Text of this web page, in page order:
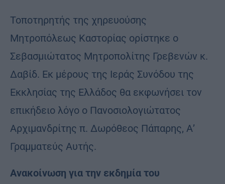
Τοποτηρητής της χηρευούσης
Μητροπόλεως Καστορίας ορίστηκε ο
Σεβασμιώτατος Μητροπολίτης Γρεβενών κ.
Δαβίδ. Εκ μέρους της Ιεράς Συνόδου της
Εκκλησίας της Ελλάδος θα εκφωνήσει τον
επικήδειο λόγο ο Πανοσιολογιώτατος
Αρχιμανδρίτης π. Δωρόθεος Πάπαρης, Α’
Γραμματεύς Αυτής.
Ανακοίνωση για την εκδημία του